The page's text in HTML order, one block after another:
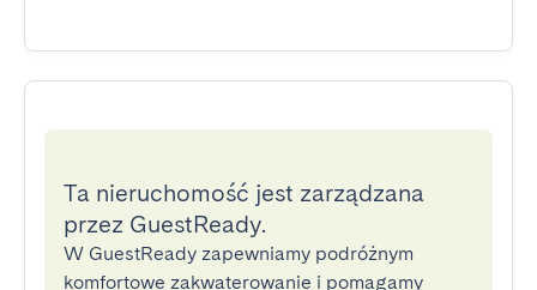
Ta nieruchomość jest zarządzana
przez GuestReady.
W GuestReady zapewniamy podróżnym
komfortowe zakwaterowanie i pomagamy